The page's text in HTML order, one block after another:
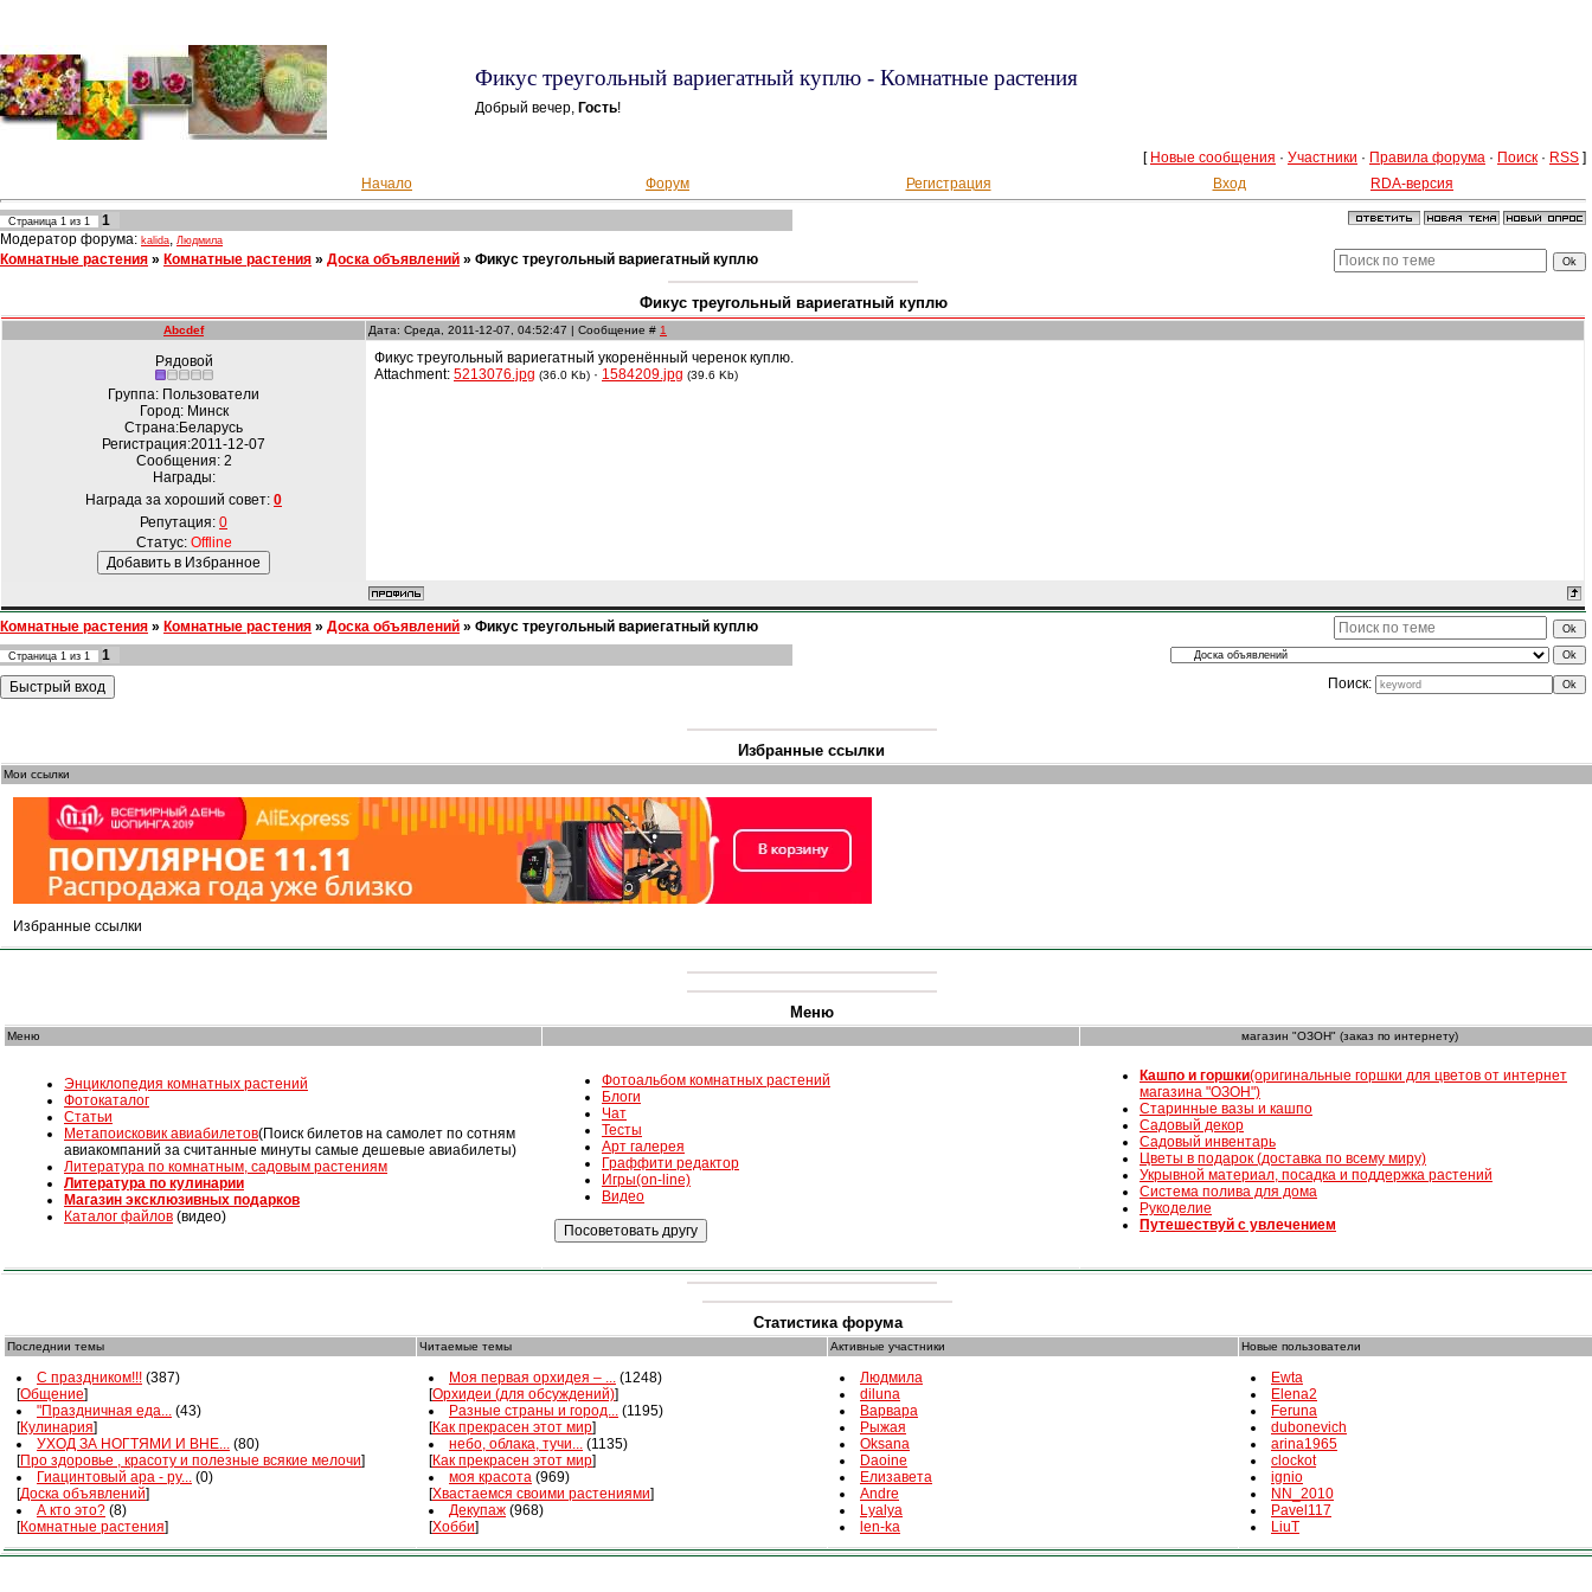
Фикус треугольный вариегатный куплю - Комнатные растения
Добрый вечер, Гость!
[ Новые сообщения · Участники · Правила форума · Поиск · RSS ]
Начало
Форум Регистрация Вход RDA-версия
Страница 1 из 1
1
Модератор форума: kalida, Людмила
Комнатные растения » Комнатные растения » Доска объявлений » Фикус треугольный вариегатный куплю
Фикус треугольный вариегатный куплю
Abcdef Дата: Среда, 2011-12-07, 04:52:47 | Сообщение # 1
Рядовой
Группа: Пользователи
Город: Минск
Страна:Беларусь
Регистрация:2011-12-07
Сообщения: 2
Награды:
Награда за хороший совет: 0
Репутация: 0
Статус: Offline
Фикус треугольный вариегатный укоренённый черенок куплю.
Attachment: 5213076.jpg (36.0 Kb) · 1584209.jpg (39.6 Kb)
Комнатные растения » Комнатные растения » Доска объявлений » Фикус треугольный вариегатный куплю
Страница 1 из 1
1
Поиск:
Избранные ссылки
Мои ссылки
Избранные ссылки
Меню
Меню магазин "ОЗОН" (заказ по интернету)
Энциклопедия комнатных растений
Фотокаталог
Статьи
Mетапоисковик авиабилетов(Поиск билетов на самолет по сотням
авиакомпаний за считанные минуты самые дешевые авиабилеты)
Литература по комнатным, садовым растениям
Литература по кулинарии
Магазин эксклюзивных подарков
Каталог файлов (видео)
Фотоальбом комнатных растений
Блоги
Чат
Тесты
Арт галерея
Граффити редактор
Игры(on-line)
Видео
Кашпо и горшки(оригинальные горшки для цветов от интернет
магазина "ОЗОН")
Старинные вазы и кашпо
Садовый декор
Садовый инвентарь
Цветы в подарок (доставка по всему миру)
Укрывной материал, посадка и поддержка растений
Система полива для дома
Рукоделие
Путешествуй с увлечением
Статистика форума
Последнии темы Читаемые темы Активные участники Новые пользователи
С праздником!!! (387)
[Общение]
"Праздничная еда... (43)
[Кулинария]
УХОД ЗА НОГТЯМИ И ВНЕ... (80)
[Про здоровье , красоту и полезные всякие мелочи]
Гиацинтовый ара - ру... (0)
[Доска объявлений]
А кто это? (8)
[Комнатные растения]
Моя первая орхидея – ... (1248)
[Орхидеи (для обсуждений)]
Разные страны и город... (1195)
[Как прекрасен этот мир]
небо, облака, тучи... (1135)
[Как прекрасен этот мир]
моя красота (969)
[Хвастаемся своими растениями]
Декупаж (968)
[Хобби]
Людмила
diluna
Варвара
Рыжая
Oksana
Daoine
Елизавета
Andre
Lyalya
len-ka
Ewta
Elena2
Feruna
dubonevich
arina1965
clockot
ignio
NN_2010
Pavel117
LiuT